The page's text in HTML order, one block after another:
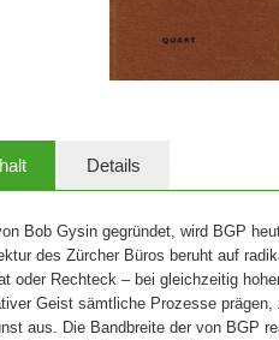
Details
Bob Gysin gegründet, wird BGP
des Zürcher Büros beruht auf
oder Rechteck – bei gleichzeitig
Geist sämtliche Prozesse
aus. Die Bandbreite der von BGP